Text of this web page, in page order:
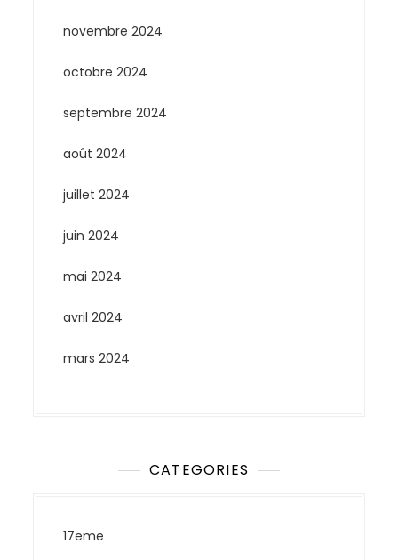
novembre 2024
octobre 2024
septembre 2024
août 2024
juillet 2024
juin 2024
mai 2024
avril 2024
mars 2024
CATEGORIES
17eme